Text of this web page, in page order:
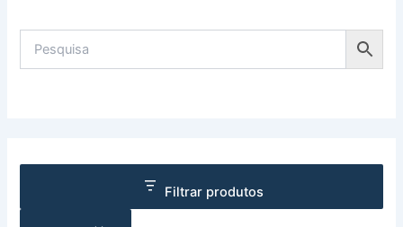
Filtrar produtos